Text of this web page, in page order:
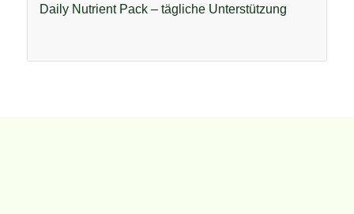
Daily Nutrient Pack – tägliche Unterstützung